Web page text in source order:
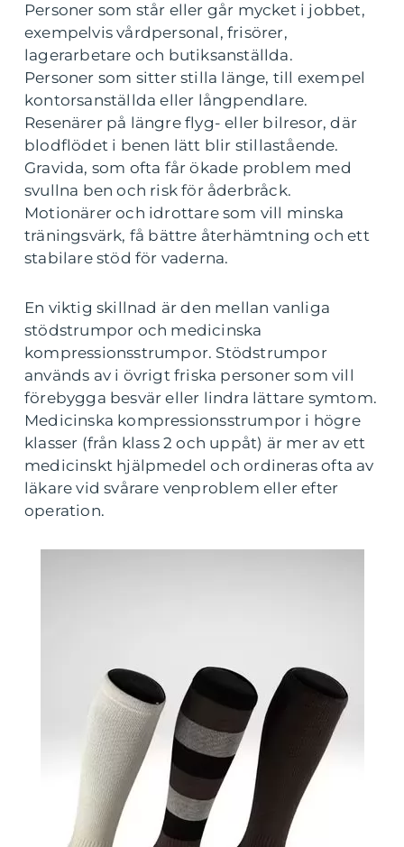
Personer som står eller går mycket i jobbet,
exempelvis vårdpersonal, frisörer,
lagerarbetare och butiksanställda.
Personer som sitter stilla länge, till exempel
kontorsanställda eller långpendlare.
Resenärer på längre flyg- eller bilresor, där
blodflödet i benen lätt blir stillastående.
Gravida, som ofta får ökade problem med
svullna ben och risk för åderbråck.
Motionärer och idrottare som vill minska
träningsvärk, få bättre återhämtning och ett
stabilare stöd för vaderna.
En viktig skillnad är den mellan vanliga
stödstrumpor och medicinska
kompressionsstrumpor. Stödstrumpor
används av i övrigt friska personer som vill
förebygga besvär eller lindra lättare symtom.
Medicinska kompressionsstrumpor i högre
klasser (från klass 2 och uppåt) är mer av ett
medicinskt hjälpmedel och ordineras ofta av
läkare vid svårare venproblem eller efter
operation.